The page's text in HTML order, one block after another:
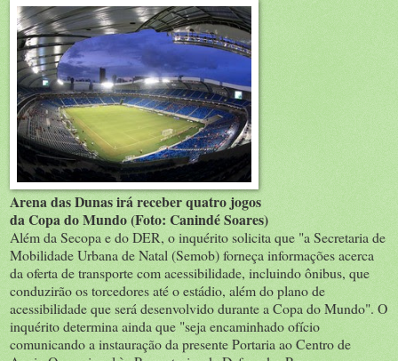
Arena das Dunas irá receber quatro jogos
da Copa do Mundo (Foto: Canindé Soares)
Além da Secopa e do DER, o inquérito solicita que "a Secretaria de
Mobilidade Urbana de Natal (Semob) forneça informações acerca
da oferta de transporte com acessibilidade, incluindo ônibus, que
conduzirão os torcedores até o estádio, além do plano de
acessibilidade que será desenvolvido durante a Copa do Mundo". O
inquérito determina ainda que "seja encaminhado ofício
comunicando a instauração da presente Portaria ao Centro de